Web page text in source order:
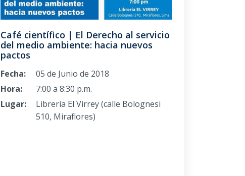
Café científico | El Derecho al servicio
del medio ambiente: hacia nuevos
pactos
Fecha:
05 de Junio de 2018
Hora:
7:00 a 8:30 p.m.
Lugar:
Librería El Virrey (calle Bolognesi
510, Miraflores)